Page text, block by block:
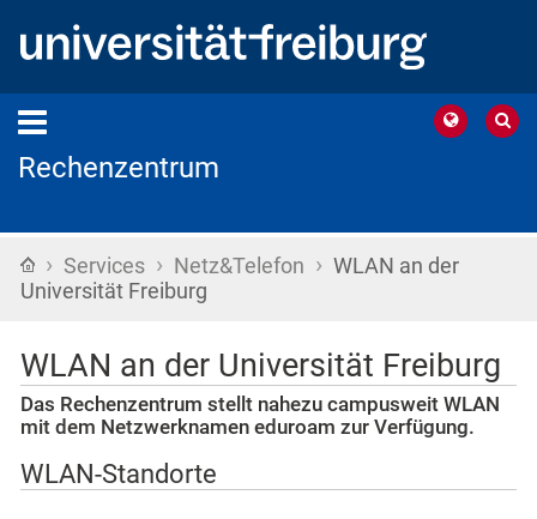
Rechenzentrum
Startseite
› Services › Netz&Telefon › WLAN an der
Universität Freiburg
WLAN an der Universität Freiburg
Das Rechenzentrum stellt nahezu campusweit WLAN
mit dem Netzwerknamen eduroam zur Verfügung.
WLAN-Standorte